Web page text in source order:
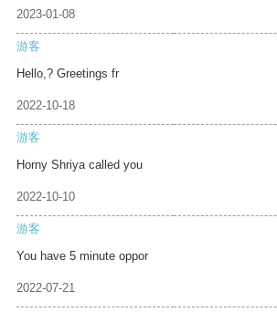
2023-01-08
游客
Hello,? Greetings fr
2022-10-18
游客
Horny Shriya called you
2022-10-10
游客
You have 5 minute oppor
2022-07-21